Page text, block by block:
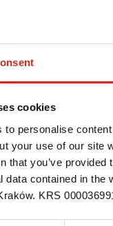
cookies
to personalise
your use of our site
that you’ve
data contained in the
KRS